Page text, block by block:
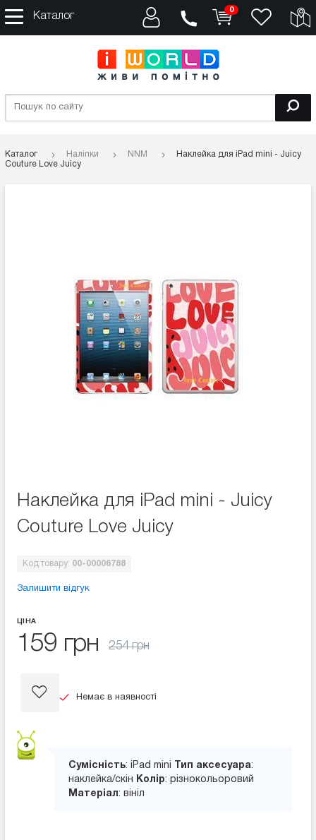
Каталог
0
Каталог Наліпки NNM
Наклейка для iPad mini - Juicy
Couture Love Juicy
Наклейка для iPad mini - Juicy
Couture Love Juicy
Код товару: 00-00006788
Залишити відгук
ЦІНА
159 грн 254 грн
Немає в наявності
Сумісність: iPad mini Тип аксесуара:
наклейка/скін
Колір: різнокольоровий
Матеріал: вініл